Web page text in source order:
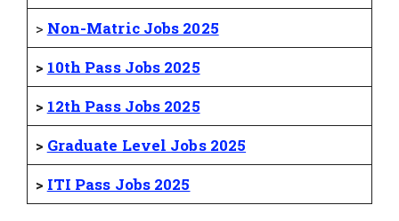
> Non-Matric Jobs 2025
> 10th Pass Jobs 2025
> 12th Pass Jobs 2025
> Graduate Level Jobs 2025
> ITI Pass Jobs 2025